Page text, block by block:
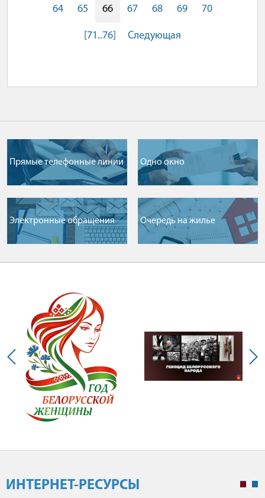
64 65 66 67 68 69 70
[71..76] Следующая
Прямые телефонные линии Одно окно
Электронные обращения Очередь на жилье
ИНТЕРНЕТ-РЕСУРСЫ